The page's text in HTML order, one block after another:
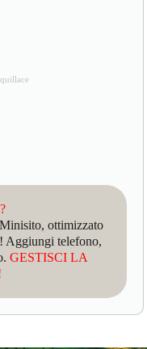
ottimizzato
telefono,
GESTISCI LA